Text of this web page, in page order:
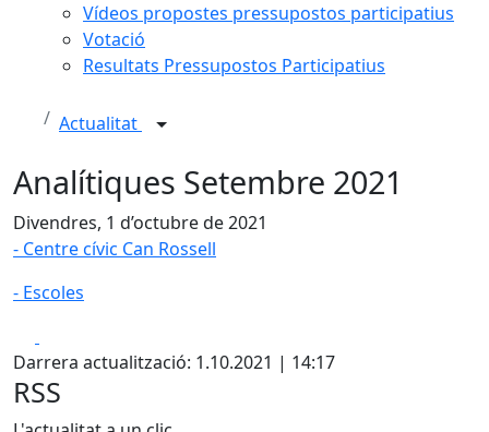
Vídeos propostes pressupostos participatius
Votació
Resultats Pressupostos Participatius
Actualitat
Analítiques Setembre 2021
Divendres, 1 d’octubre de 2021
- Centre cívic Can Rossell
- Escoles
Darrera actualització: 1.10.2021 | 14:17
RSS